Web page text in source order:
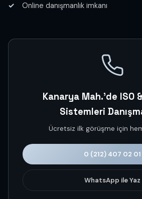
Online danışmanlık imkanı
Kanarya Mah.'de ISO
Sistemleri
Ücretsiz ilk görüşme için
0 (212) 407 02 01
WhatsApp ile Yaz